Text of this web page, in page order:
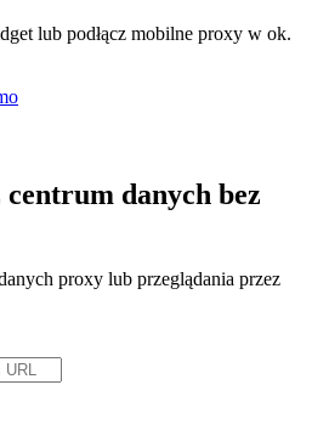
lub podłącz mobilne proxy w ok.
danych bez
proxy lub przeglądania przez